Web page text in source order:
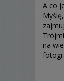
A co
na